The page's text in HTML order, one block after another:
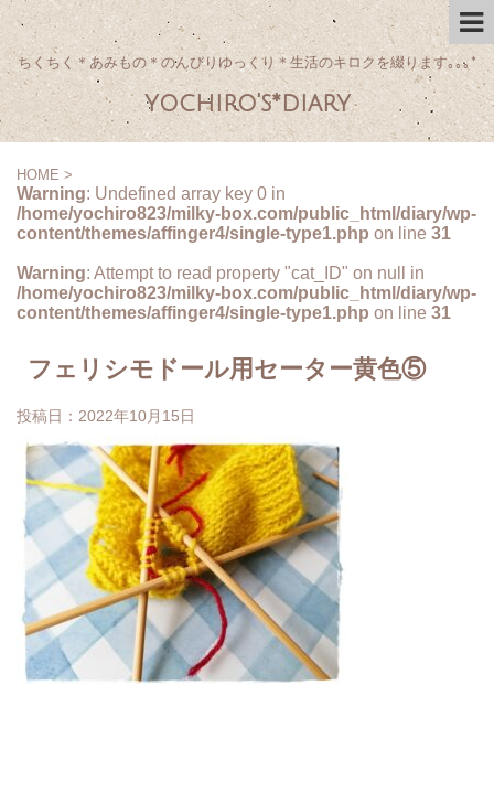
ちくちく＊あみもの＊のんびりゆっくり＊生活のキロクを綴ります｡｡｡*
yochiro's*diary
HOME >
Warning: Undefined array key 0 in
/home/yochiro823/milky-box.com/public_html/diary/wp-
content/themes/affinger4/single-type1.php on line 31
Warning: Attempt to read property "cat_ID" on null in
/home/yochiro823/milky-box.com/public_html/diary/wp-
content/themes/affinger4/single-type1.php on line 31
フェリシモドール用セーター黄色⑤
投稿日： 2022年10月15日